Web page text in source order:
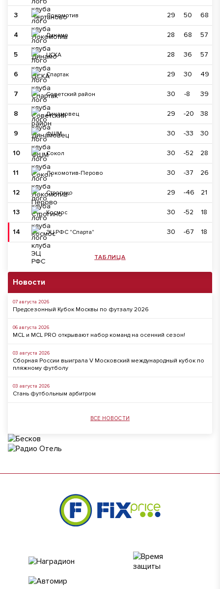
3 Локомотив 29 50 68
4 Динамо 28 68 57
5 ЦСКА 28 36 57
6 Спартак 29 30 49
7 Советский район 30 -8 39
8 Динамовец 29 -20 38
9 ФШМ 30 -33 30
10 Сокол 30 -52 28
11 Локомотив-Перово 30 -37 26
12 Строгино 29 -46 21
13 Космос 30 -52 18
14 ЭЦ РФС "Спарта" 30 -67 18
ТАБЛИЦА
Новости
07 августа 2026
Предсезонный Кубок Москвы по футзалу 2026
06 августа 2026
MCL и MCL PRO открывают набор команд на осенний сезон!
03 августа 2026
Сборная России выиграла V Московский международный кубок по
пляжному футболу
03 августа 2026
Стань футбольным арбитром
ВСЕ НОВОСТИ